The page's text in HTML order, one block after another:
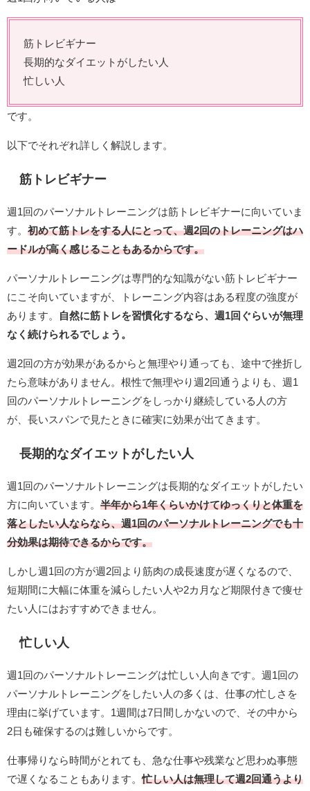
筋トレビギナー
長期的なダイエットがしたい人
忙しい人
です。
以下でそれぞれ詳しく解説します。
筋トレビギナー
週1回のパーソナルトレーニングは筋トレビギナーに向いていま
す。 初めて筋トレをする人にとって、週2回のトレーニングはハ
ードルが高く感じることもあるからです。
パーソナルトレーニングは専門的な知識がない筋トレビギナー
にこそ向いていますが、トレーニング内容はある程度の強度が
あります。
自然に筋トレを習慣化するなら、週1回ぐらいが無理
なく続けられるでしょう。
週2回の方が効果があるからと無理やり通っても、途中で挫折し
たら意味がありません。根性で無理やり週2回通うよりも、週1
回のパーソナルトレーニングをしっかり継続している人の方
が、長いスパンで見たときに確実に効果が出てきます。
長期的なダイエットがしたい人
週1回のパーソナルトレーニングは長期的なダイエットがしたい
方に向いています。 半年から1年くらいかけてゆっくりと体重を
落としたい人ならなら、週1回のパーソナルトレーニングでも十
分効果は期待できるからです。
しかし週1回の方が週2回より筋肉の成長速度が遅くなるので、
短期間に大幅に体重を減らしたい人や2カ月など期限付きで痩せ
たい人にはおすすめできません。
忙しい人
週1回のパーソナルトレーニングは忙しい人向きです。週1回の
パーソナルトレーニングをしたい人の多くは、仕事の忙しさを
理由に挙げています。1週間は7日間しかないので、その中から
2日も確保するのは難しいからです。
仕事帰りなら時間がとれても、急な仕事や残業など思わぬ事態
で遅くなることもあります。忙しい人は無理して週2回通うより